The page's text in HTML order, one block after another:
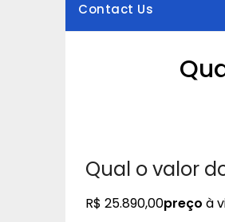
Contact Us
Qual o valor
R$ 25.890,00preço à